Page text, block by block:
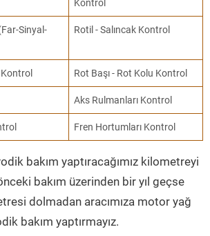
Kontrol
Sinyal-
Rotil - Salıncak Kontrol
Rot Başı - Rot Kolu Kontrol
Aks Rulmanları Kontrol
Fren Hortumları Kontrol
bakım yaptıracağımız kilometreyi
bakım üzerinden bir yıl geçse
dolmadan aracımıza motor yağ
bakım yaptırmayız.